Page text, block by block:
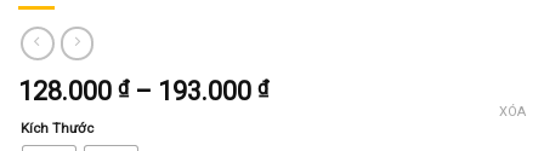
128.000 ₫ – 193.000 ₫Khoảng
Kích Thước
XÓA